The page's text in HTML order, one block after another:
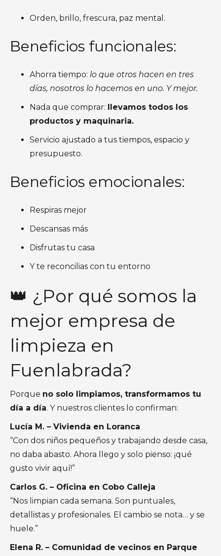
Orden, brillo, frescura, paz mental.
Beneficios funcionales:
Ahorra tiempo: lo que otros hacen en tres
días, nosotros lo hacemos en uno. Y mejor.
Nada que comprar:
llevamos todos los
productos y maquinaria.
Servicio ajustado a tus tiempos, espacio y
presupuesto.
Beneficios emocionales:
Respiras mejor
Descansas más
Disfrutas tu casa
Y te reconcilias con tu entorno
👑 ¿Por qué somos la
mejor empresa de
limpieza en
Fuenlabrada?
Porque no solo limpiamos, transformamos tu
día a día. Y nuestros clientes lo confirman:
Lucía M. – Vivienda en Loranca
“Con dos niños pequeños y trabajando desde casa,
no daba abasto. Ahora llego y solo pienso: ¡qué
gusto vivir aquí!”
Carlos G. – Oficina en Cobo Calleja
“Nos limpian cada semana. Son puntuales,
detallistas y profesionales. El cambio se nota… y se
huele.”
Elena R. – Comunidad de vecinos en Parque